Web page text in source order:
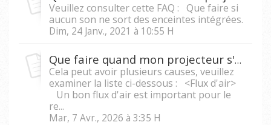
Veuillez consulter cette FAQ : Que faire si
aucun son ne sort des enceintes intégrées.
Dim, 24 Janv., 2021 à 10:55 H
Que faire quand mon projecteur s'éteint tout seul ?
Cela peut avoir plusieurs causes, veuillez
examiner la liste ci-dessous : <Flux d'air>
Un bon flux d'air est important pour le
re...
Mar, 7 Avr., 2026 à 3:35 H